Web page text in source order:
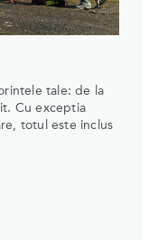
tale: de la
Cu exceptia
totul este inclus